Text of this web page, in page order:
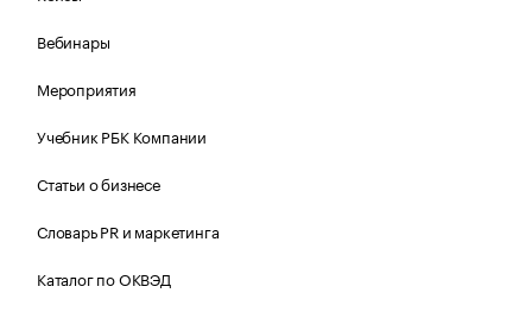
Вебинары
Мероприятия
Учебник РБК Компании
Статьи о бизнесе
Словарь PR и маркетинга
Каталог по ОКВЭД